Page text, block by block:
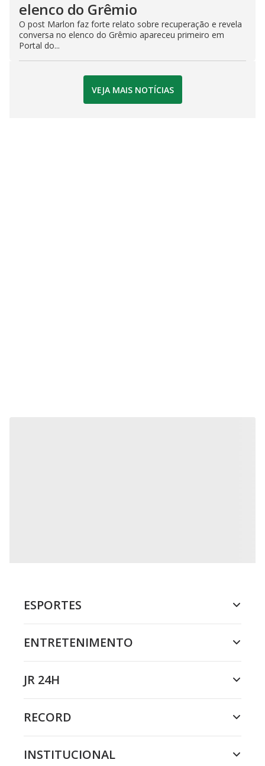
elenco do Grêmio
O post Marlon faz forte relato sobre recuperação e revela
conversa no elenco do Grêmio apareceu primeiro em
Portal do...
VEJA MAIS NOTÍCIAS
ESPORTES
ENTRETENIMENTO
JR 24H
RECORD
INSTITUCIONAL